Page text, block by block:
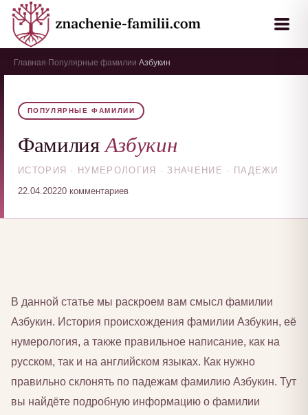
Главная Популярные фамилии Азбукин
ПОПУЛЯРНЫЕ ФАМИЛИИ
ФамилияАзбукин
ИСТОРИЯ · НУМЕРОЛОГИЯ · ЗНАЧЕНИЕ · ПАДЕЖИ
22.04.20220 комментариев
В данной статье мы раскроем вам смысл фамилии
Азбукин. История происхождения фамилии Азбукин, её
нумерология, а также правильное написание, как на
русском, так и на английском языках. Как нужно
правильно склонять по падежам фамилию Азбукин. Тут
вы найдёте подробную информацию о фамилии